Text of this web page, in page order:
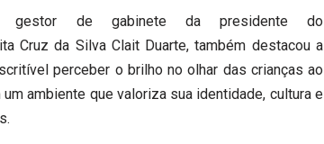
gestor de gabinete da presidente do
Cruz da Silva Clait Duarte, também destacou a
perceber o brilho no olhar das crianças ao
ambiente que valoriza sua identidade, cultura e